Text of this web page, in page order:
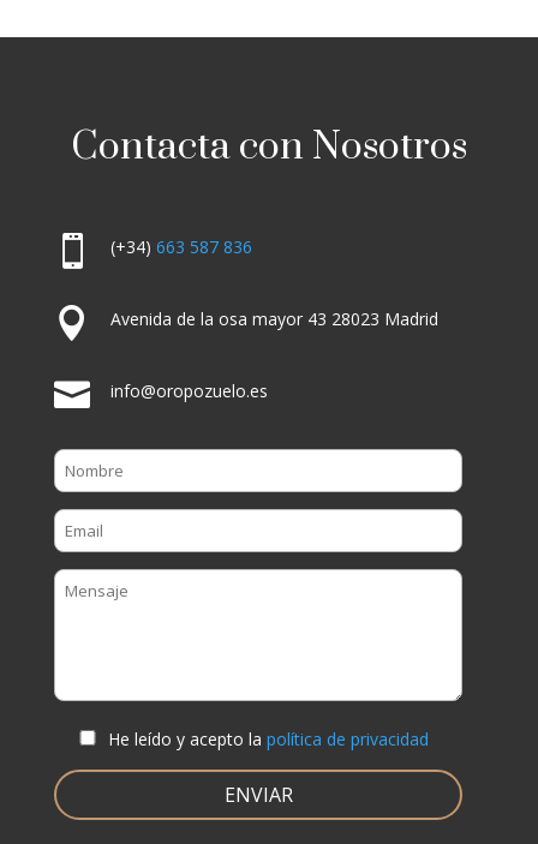
Contacta con Nosotros
 (+34) 663 587 836
 Avenida de la osa mayor 43 28023 Madrid
 info@oropozuelo.es
He leído y acepto la política de privacidad